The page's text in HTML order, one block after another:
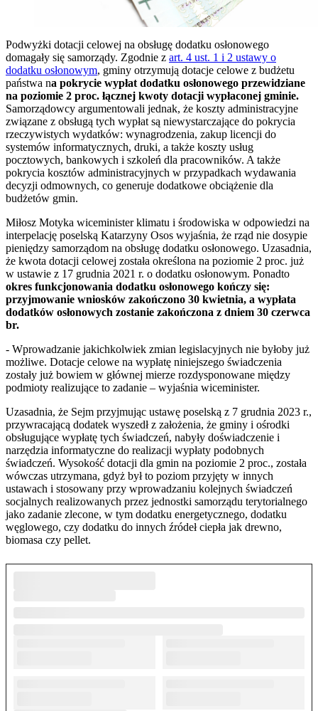
Podwyżki dotacji celowej na obsługę dodatku osłonowego
domagały się samorządy. Zgodnie z art. 4 ust. 1 i 2 ustawy o
dodatku osłonowym, gminy otrzymują dotacje celowe z budżetu
państwa na pokrycie wypłat dodatku osłonowego przewidziane
na poziomie 2 proc. łącznej kwoty dotacji wypłaconej gminie.
Samorządowcy argumentowali jednak, że koszty administracyjne
związane z obsługą tych wypłat są niewystarczające do pokrycia
rzeczywistych wydatków: wynagrodzenia, zakup licencji do
systemów informatycznych, druki, a także koszty usług
pocztowych, bankowych i szkoleń dla pracowników. A także
pokrycia kosztów administracyjnych w przypadkach wydawania
decyzji odmownych, co generuje dodatkowe obciążenie dla
budżetów gmin.
Miłosz Motyka wiceminister klimatu i środowiska w odpowiedzi na
interpelację poselską Katarzyny Osos wyjaśnia, że rząd nie dosypie
pieniędzy samorządom na obsługę dodatku osłonowego. Uzasadnia,
że kwota dotacji celowej została określona na poziomie 2 proc. już
w ustawie z 17 grudnia 2021 r. o dodatku osłonowym. Ponadto
okres funkcjonowania dodatku osłonowego kończy się:
przyjmowanie wniosków zakończono 30 kwietnia, a wypłata
dodatków osłonowych zostanie zakończona z dniem 30 czerwca
br.
- Wprowadzanie jakichkolwiek zmian legislacyjnych nie byłoby już
możliwe. Dotacje celowe na wypłatę niniejszego świadczenia
zostały już bowiem w głównej mierze rozdysponowane między
podmioty realizujące to zadanie – wyjaśnia wiceminister.
Uzasadnia, że Sejm przyjmując ustawę poselską z 7 grudnia 2023 r.,
przywracającą dodatek wyszedł z założenia, że gminy i ośrodki
obsługujące wypłatę tych świadczeń, nabyły doświadczenie i
narzędzia informatyczne do realizacji wypłaty podobnych
świadczeń. Wysokość dotacji dla gmin na poziomie 2 proc., została
wówczas utrzymana, gdyż był to poziom przyjęty w innych
ustawach i stosowany przy wprowadzaniu kolejnych świadczeń
socjalnych realizowanych przez jednostki samorządu terytorialnego
jako zadanie zlecone, w tym dodatku energetycznego, dodatku
węglowego, czy dodatku do innych źródeł ciepła jak drewno,
biomasa czy pellet.